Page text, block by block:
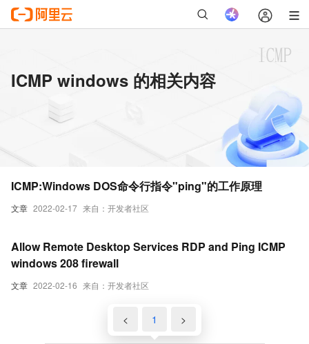
ICMP windows 的相关内容
文章 2022-02-17 来自：开发者社区
ICMP:Windows DOS命令行指令"ping"的工作原理
文章 2022-02-16 来自：开发者社区
Allow Remote Desktop Services RDP and Ping ICMP
windows 208 firewall
< 1 >